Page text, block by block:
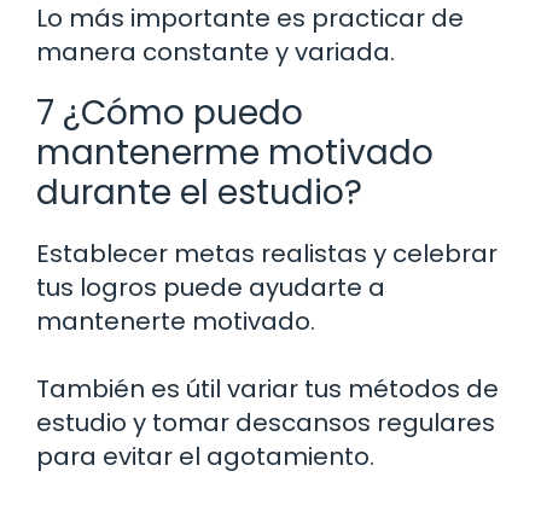
Lo más importante es practicar de
manera constante y variada.
7 ¿Cómo puedo
mantenerme motivado
durante el estudio?
Establecer metas realistas y celebrar
tus logros puede ayudarte a
mantenerte motivado.
También es útil variar tus métodos de
estudio y tomar descansos regulares
para evitar el agotamiento.